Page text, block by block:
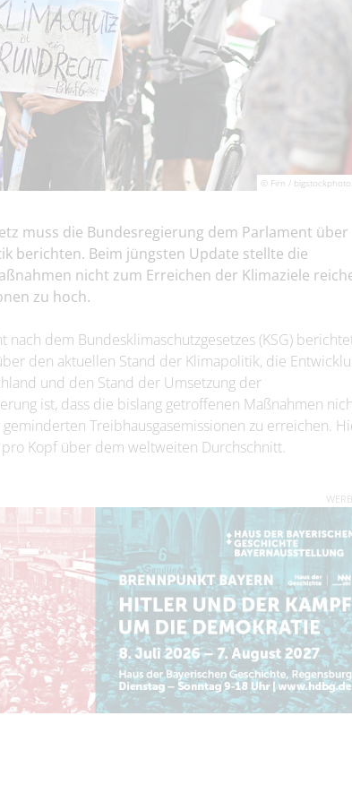
© Firn /
muss die Bundesregierung dem Parlament über
berichten. Beim jüngsten Update stellte die
nicht zum Erreichen der Klimaziele
zu hoch.
dem Bundesklimaschutzgesetzes (KSG)
den aktuellen Stand der Klimapolitik, die
und den Stand der Umsetzung der
ist, dass die bislang getroffenen Maßnahmen
Treibhausgasemissionen zu erreichen.
Kopf über dem weltweiten Durchschnitt.